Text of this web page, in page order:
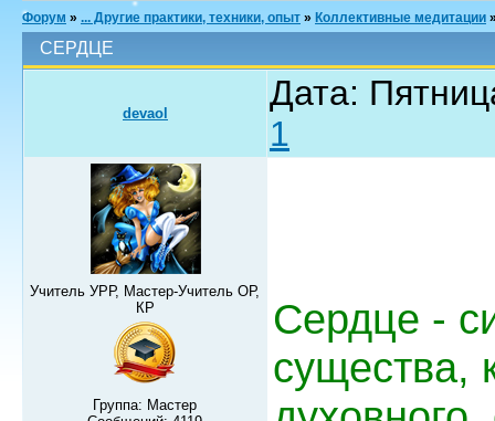
Форум » ... Другие практики, техники, опыт » Коллективные медитации
СЕРДЦЕ
devaol
Дата:
1
Учитель УРР, Мастер-Учитель ОР,
КР
Группа: Мастер
Сердце -
существа,